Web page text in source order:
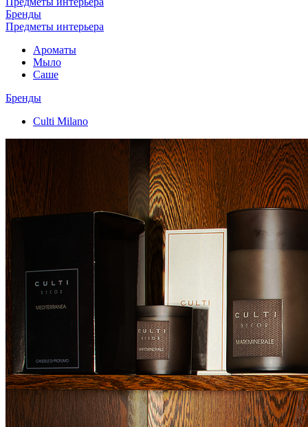
Бренды
Предметы интерьера
Ароматы
Мыло
Саше
Бренды
Culti Milano